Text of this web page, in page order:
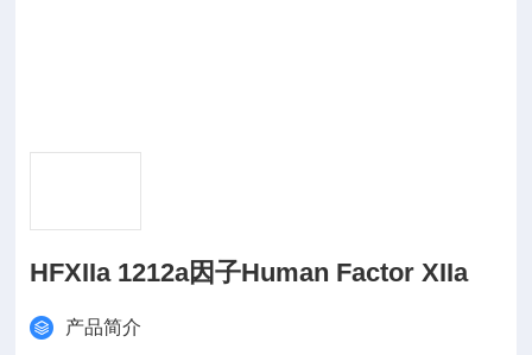
HFXIIa 1212a因子Human Factor XIIa
产品简介